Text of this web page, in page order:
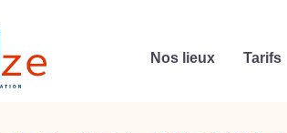
Nos lieux Tarifs